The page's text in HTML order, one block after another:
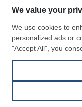
Presentazione
Contattaci
Termini di utilizzo
Politica di riservatezza
Prezzi e indici
Prezzi giornalieri rottame